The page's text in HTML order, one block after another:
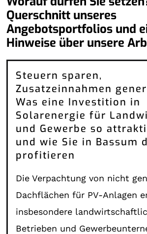
Querschnitt unseres
Angebotsportfolios und
Hinweise über unsere
Steuern sparen,
Zusatzeinnahmen
Was eine Investition in
Solarenergie für
und Gewerbe so
und wie Sie in Bassum
profitieren
Die Verpachtung von nicht
Dachflächen für PV-Anlagen
insbesondere
Betrieben und